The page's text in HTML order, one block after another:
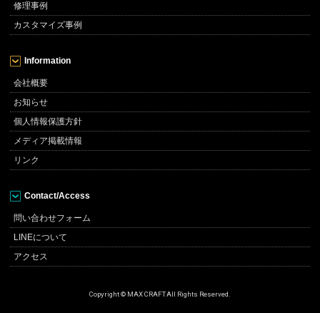
修理事例
カスタマイズ事例
Information
会社概要
お知らせ
個人情報保護方針
メディア掲載情報
リンク
Contact/Access
問い合わせフォーム
LINEについて
アクセス
Copyright © MAX CRAFT All Rights Reserved.